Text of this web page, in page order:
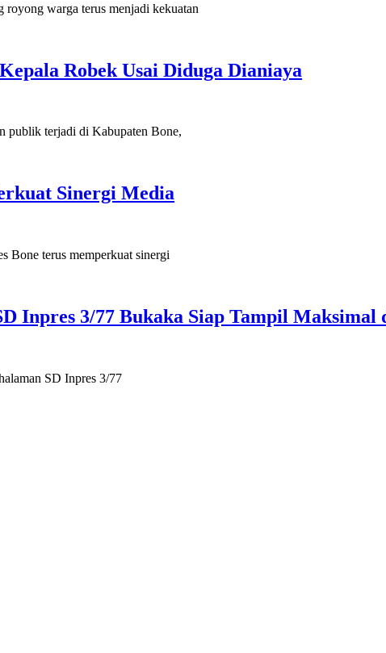
warga terus menjadi kekuatan
Robek Usai Diduga Dianiaya
publik terjadi di Kabupaten Bone,
Sinergi Media
Bone terus memperkuat sinergi
Inpres 3/77 Bukaka Siap Tampil
SD Inpres 3/77